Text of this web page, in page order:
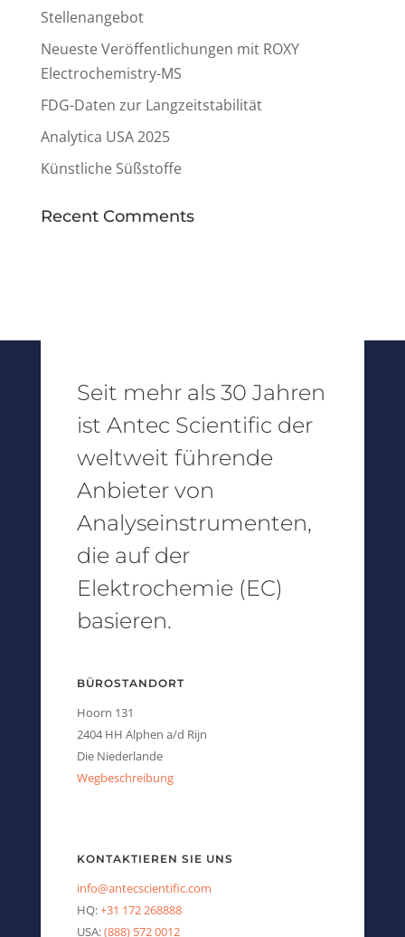
Stellenangebot
Neueste Veröffentlichungen mit ROXY
Electrochemistry-MS
FDG-Daten zur Langzeitstabilität
Analytica USA 2025
Künstliche Süßstoffe
Recent Comments
Seit mehr als 30 Jahren
ist Antec Scientific der
weltweit führende
Anbieter von
Analyseinstrumenten,
die auf der
Elektrochemie (EC)
basieren.
BÜROSTANDORT
Hoorn 131
2404 HH Alphen a/d Rijn
Die Niederlande
Wegbeschreibung
KONTAKTIEREN SIE UNS
info@antecscientific.com
HQ:+31 172 268888
USA:(888) 572 0012